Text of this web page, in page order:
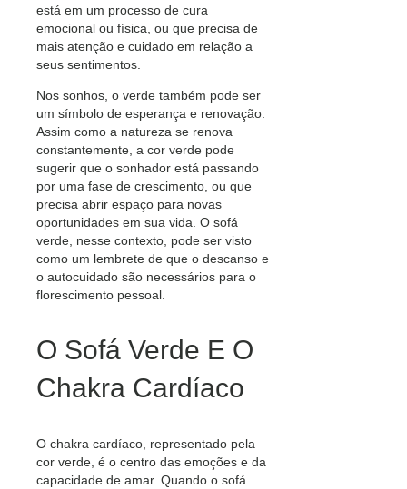
está em um processo de cura
emocional ou física, ou que precisa de
mais atenção e cuidado em relação a
seus sentimentos.
Nos sonhos, o verde também pode ser
um símbolo de esperança e renovação.
Assim como a natureza se renova
constantemente, a cor verde pode
sugerir que o sonhador está passando
por uma fase de crescimento, ou que
precisa abrir espaço para novas
oportunidades em sua vida. O sofá
verde, nesse contexto, pode ser visto
como um lembrete de que o descanso e
o autocuidado são necessários para o
florescimento pessoal.
O Sofá Verde E O
Chakra Cardíaco
O chakra cardíaco, representado pela
cor verde, é o centro das emoções e da
capacidade de amar. Quando o sofá